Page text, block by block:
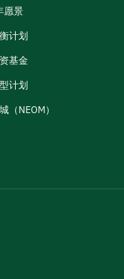
愿景
计划
基金
计划
（NEOM）